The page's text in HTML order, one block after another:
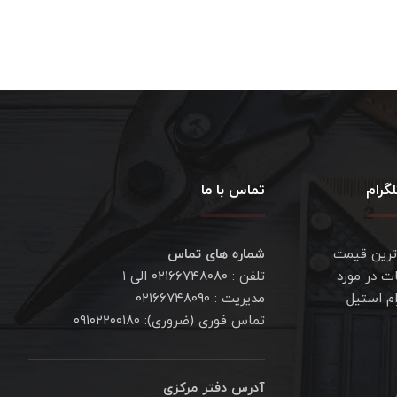
قیمت
در مورد
استیل
تماس با ما
شماره های تماس
تلفن : ۰۲۱۶۶۷۴۸۰۸۰ الی ۱
مدیریت : ۰۲۱۶۶۷۴۸۰۹۰
تماس فوری (ضروری): ۰۹۱۰۲۲۰۰۱۸۰
آدرس دفتر مرکزی